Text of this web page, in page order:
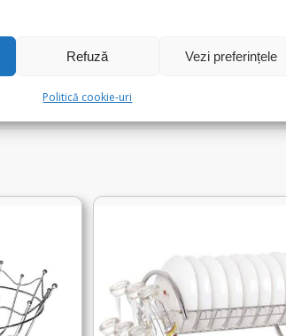
Refuză Vezi preferințele
Politică cookie-uri
nici unei obligații contractuale.